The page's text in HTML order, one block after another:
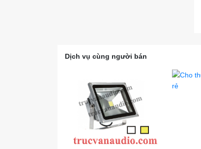
Dịch vụ cùng người bán